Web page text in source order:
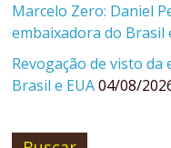
Marcelo Zero: Daniel
embaixadora do Brasil
Revogação de visto
Brasil e EUA 04/08/